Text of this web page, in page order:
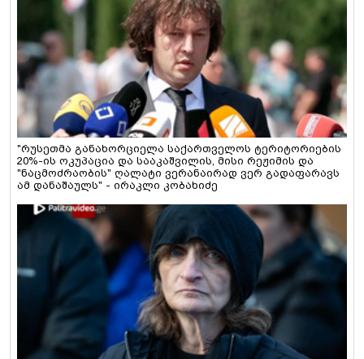
"რუსეთმა განახორციელა საქართველოს ტერიტორიების
20%-ის ოკუპაცია და სააკაშვილის, მისი რეჟიმის და
"ნაცმოძრაობის" ღალატი ვერანაირად ვერ გადაფარავს
ამ დანაშაულს" - ირაკლი კობახიძე